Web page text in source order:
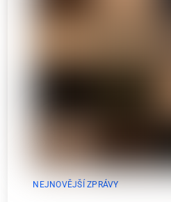
NEJNOVĚJŠÍ ZPRÁVY